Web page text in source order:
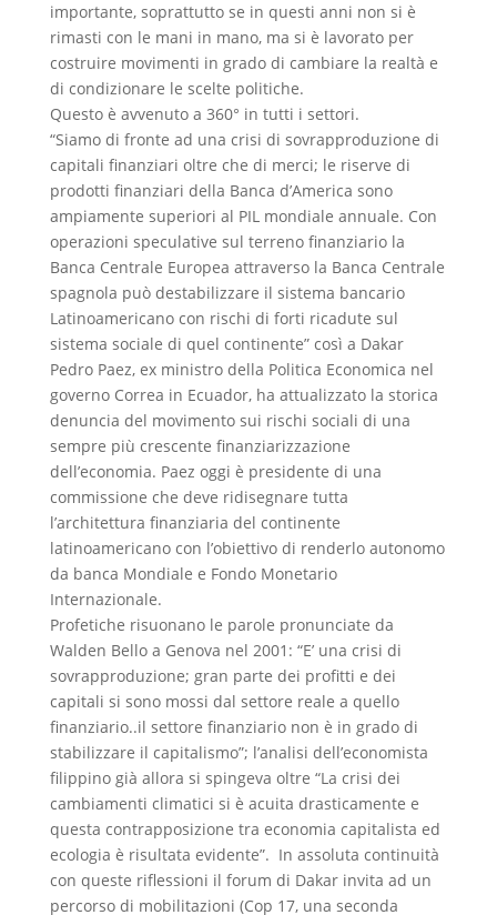
importante, soprattutto se in questi anni non si è
rimasti con le mani in mano, ma si è lavorato per
costruire movimenti in grado di cambiare la realtà e
di condizionare le scelte politiche.
Questo è avvenuto a 360° in tutti i settori.
“Siamo di fronte ad una crisi di sovrapproduzione di
capitali finanziari oltre che di merci; le riserve di
prodotti finanziari della Banca d’America sono
ampiamente superiori al PIL mondiale annuale. Con
operazioni speculative sul terreno finanziario la
Banca Centrale Europea attraverso la Banca Centrale
spagnola può destabilizzare il sistema bancario
Latinoamericano con rischi di forti ricadute sul
sistema sociale di quel continente” così a Dakar
Pedro Paez, ex ministro della Politica Economica nel
governo Correa in Ecuador, ha attualizzato la storica
denuncia del movimento sui rischi sociali di una
sempre più crescente finanziarizzazione
dell’economia. Paez oggi è presidente di una
commissione che deve ridisegnare tutta
l’architettura finanziaria del continente
latinoamericano con l’obiettivo di renderlo autonomo
da banca Mondiale e Fondo Monetario
Internazionale.
Profetiche risuonano le parole pronunciate da
Walden Bello a Genova nel 2001: “E’ una crisi di
sovrapproduzione; gran parte dei profitti e dei
capitali si sono mossi dal settore reale a quello
finanziario..il settore finanziario non è in grado di
stabilizzare il capitalismo”; l’analisi dell’economista
filippino già allora si spingeva oltre “La crisi dei
cambiamenti climatici si è acuita drasticamente e
questa contrapposizione tra economia capitalista ed
ecologia è risultata evidente”. In assoluta continuità
con queste riflessioni il forum di Dakar invita ad un
percorso di mobilitazioni (Cop 17, una seconda